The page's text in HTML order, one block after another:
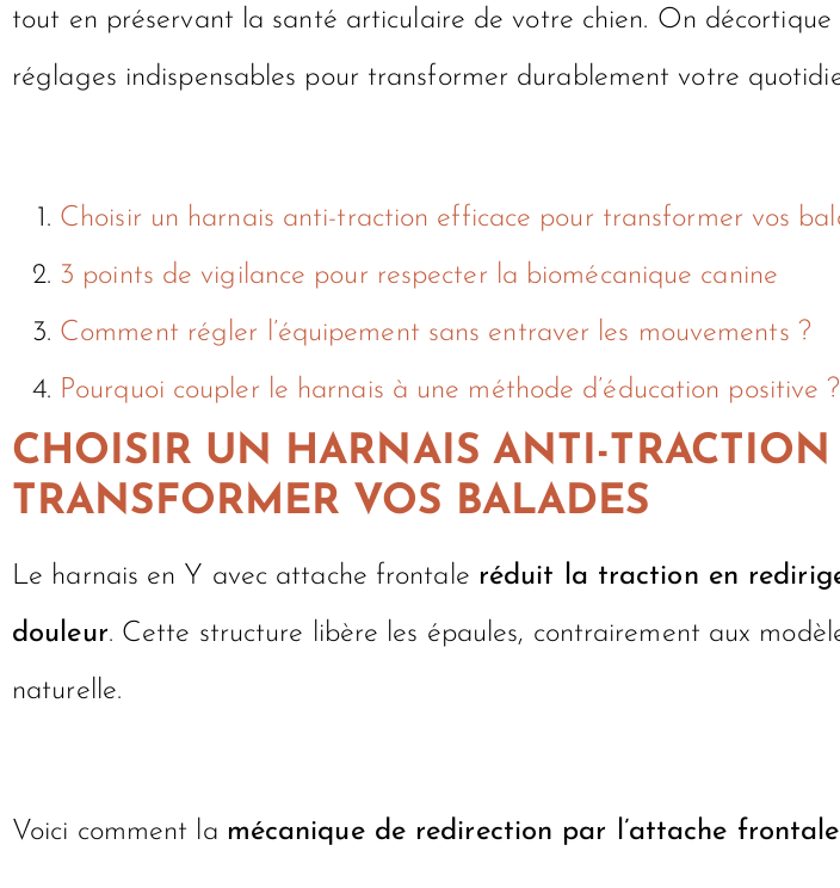
tout en préservant la santé articulaire de votre chien. On
réglages indispensables pour transformer durablement votre
Choisir un harnais anti-traction efficace pour transformer vos
3 points de vigilance pour respecter la biomécanique canine
Comment régler l’équipement sans entraver les mouvements ?
Pourquoi coupler le harnais à une méthode d’éducation positive ?
CHOISIR UN HARNAIS ANTI-TRACTION
TRANSFORMER VOS BALADES
Le harnais en Y avec attache frontale réduit la traction en
douleur. Cette structure libère les épaules, contrairement aux
naturelle.
Voici comment la mécanique de redirection par l’attache frontale